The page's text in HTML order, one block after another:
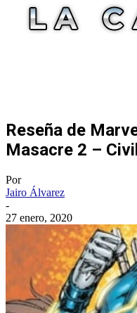
Reseña de
Masacre 2 –
Por
Jairo Álvarez
-
27 enero, 2020